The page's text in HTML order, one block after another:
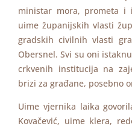
ministar mora, prometa i
uime županijskih vlasti
gradskih civilnih vlasti
Obersnel. Svi su oni
crkvenih institucija na
brizi za građane, posebno
Uime vjernika laika
Kovačević, uime klera,